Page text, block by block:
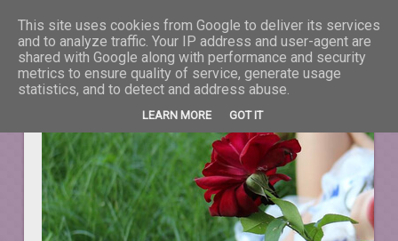
La taifas cu
DESPRE TOT CEEA CE NE ÎNFRUMUSEŢEAZĂ VIAŢA.
This site uses cookies from Google to deliver its services
and to analyze traffic. Your IP address and user-agent are
shared with Google along with performance and security
metrics to ensure quality of service, generate usage
statistics, and to detect and address abuse.
LEARN MORE GOT IT